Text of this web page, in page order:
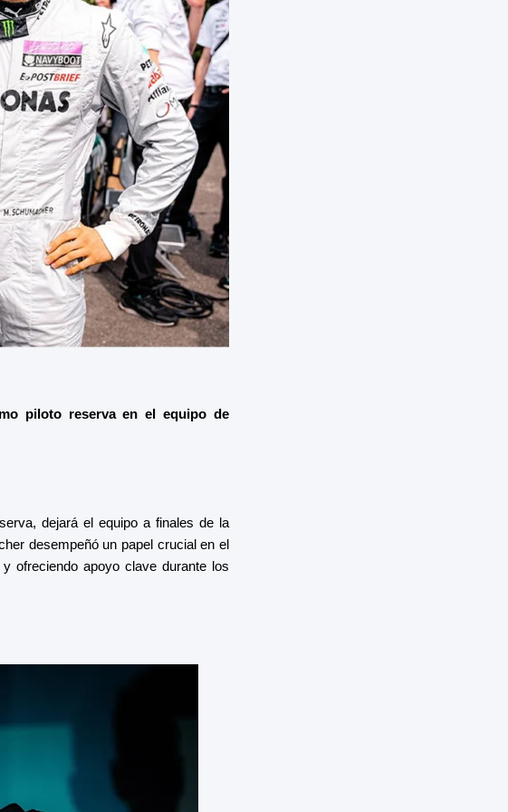
piloto reserva en el equipo de
dejará el equipo a finales de la
desempeñó un papel crucial en el
ofreciendo apoyo clave durante los